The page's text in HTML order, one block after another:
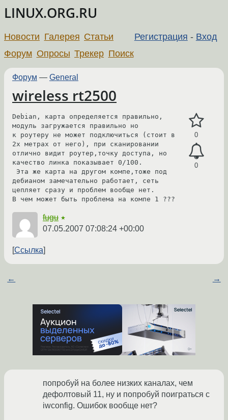
LINUX.ORG.RU
Регистрация - Вход
Новости Галерея Статьи
Форум Опросы Трекер Поиск
Форум — General
wireless rt2500
0
0
Debian, карта определяется правильно,
модуль загружается правильно но
к роутеру не может подключиться (стоит в
2х метрах от него), при сканировании
отлично видит роутер,точку доступа, но
качество линка показывает 0/100.
дебианом замечательно работает, сеть
цепляет сразу и проблем вообще нет.
В чем может быть проблема на компе 1 ???
fugu ★
07.05.2007 07:08:24 +00:00
Ссылка
← →
попробуй на более низких каналах, чем
дефолтовый 11, ну и попробуй поиграться с
iwconfig. Ошибок вообще нет?